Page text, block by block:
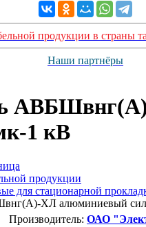
продукции в страны
Наши партнёры
1 кВ
продукции
для стационарной
ХЛ алюминиевый
Производитель: ОАО